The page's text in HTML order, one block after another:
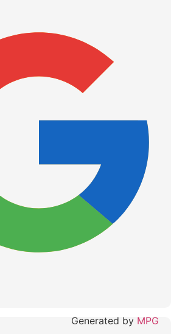
Generated by MPG